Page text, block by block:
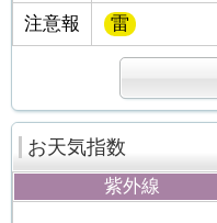
注意報 雷
お天気指数
紫外線